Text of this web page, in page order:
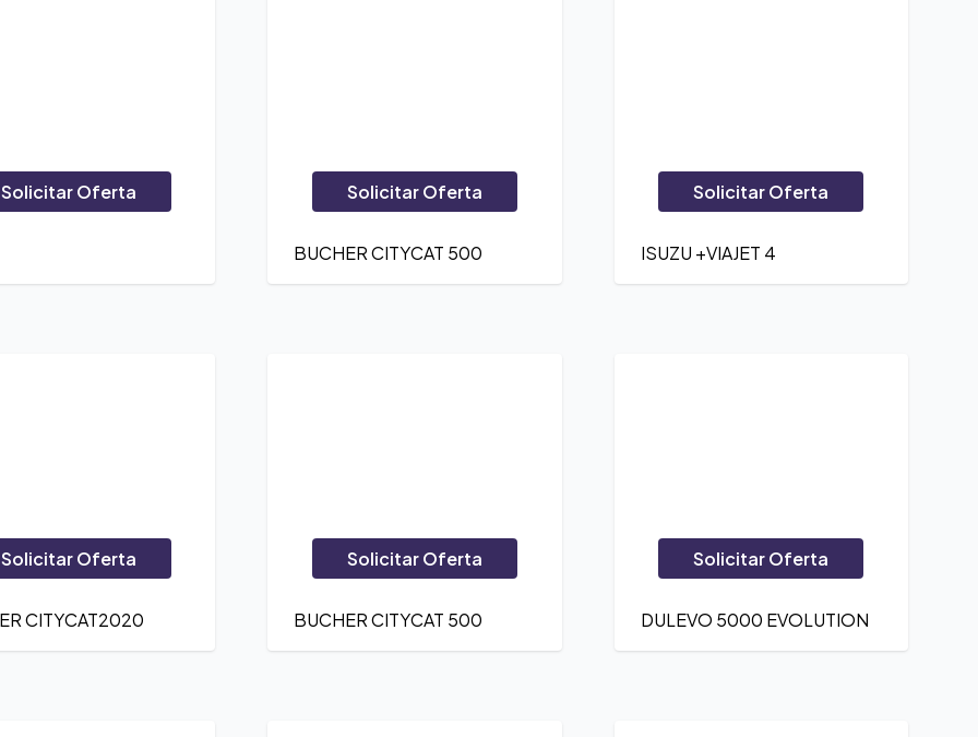
Solicitar Oferta Solicitar Oferta
BUCHER CITYCAT 500
Solicitar Oferta
ISUZU +VIAJET 4
Solicitar Oferta
CITYCAT2020
Solicitar Oferta
BUCHER CITYCAT 500
Solicitar Oferta
DULEVO 5000 EVOLUTION